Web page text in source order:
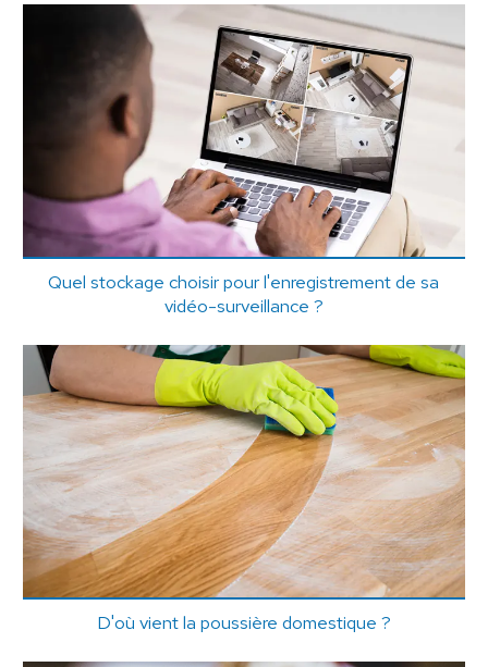
Quel stockage choisir pour l'enregistrement de sa
vidéo-surveillance ?
D'où vient la poussière domestique ?